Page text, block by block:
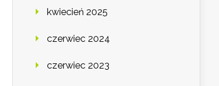
kwiecień 2025
czerwiec 2024
czerwiec 2023